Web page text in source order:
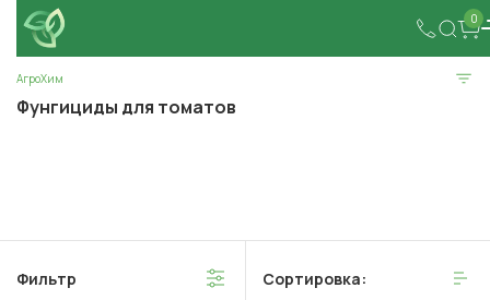
0
АгроХим
Фунгициды для томатов
Фильтр Сортировка: